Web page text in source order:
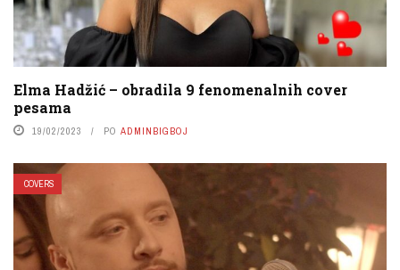
Elma Hadžić – obradila 9 fenomenalnih cover
pesama
19/02/2023 PO ADMINBIGBOJ
COVERS